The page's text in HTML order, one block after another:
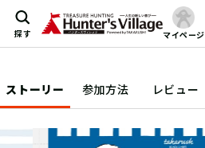
探す マイページ
ストーリー 参加方法 レビュー